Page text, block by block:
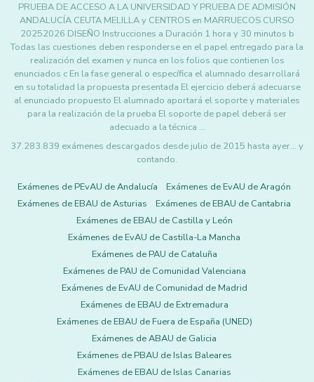
PRUEBA DE ACCESO A LA UNIVERSIDAD Y PRUEBA DE ADMISIÓN
ANDALUCÍA CEUTA MELILLA y CENTROS en MARRUECOS CURSO
20252026 DISEÑO Instrucciones a Duración 1 hora y 30 minutos b
Todas las cuestiones deben responderse en el papel entregado para la
realización del examen y nunca en los folios que contienen los
enunciados c En la fase general o específica el alumnado desarrollará
en su totalidad la propuesta presentada El ejercicio deberá adecuarse
al enunciado propuesto El alumnado aportará el soporte y materiales
para la realización de la prueba El soporte de papel deberá ser
adecuado a la técnica …
37.283.839 exámenes descargados desde julio de 2015 hasta ayer... y
contando.
Exámenes de PEvAU de Andalucía
Exámenes de EvAU de Aragón
Exámenes de EBAU de Asturias
Exámenes de EBAU de Cantabria
Exámenes de EBAU de Castilla y León
Exámenes de EvAU de Castilla-La Mancha
Exámenes de PAU de Cataluña
Exámenes de PAU de Comunidad Valenciana
Exámenes de EvAU de Comunidad de Madrid
Exámenes de EBAU de Extremadura
Exámenes de EBAU de Fuera de España (UNED)
Exámenes de ABAU de Galicia
Exámenes de PBAU de Islas Baleares
Exámenes de EBAU de Islas Canarias